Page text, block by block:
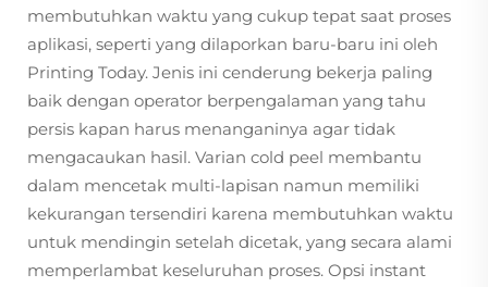
membutuhkan waktu yang cukup tepat saat proses
aplikasi, seperti yang dilaporkan baru-baru ini oleh
Printing Today. Jenis ini cenderung bekerja paling
baik dengan operator berpengalaman yang tahu
persis kapan harus menanganinya agar tidak
mengacaukan hasil. Varian cold peel membantu
dalam mencetak multi-lapisan namun memiliki
kekurangan tersendiri karena membutuhkan waktu
untuk mendingin setelah dicetak, yang secara alami
memperlambat keseluruhan proses. Opsi instant